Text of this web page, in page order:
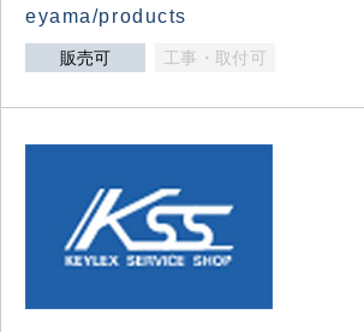
eyama/products
販売可 工事・取付可